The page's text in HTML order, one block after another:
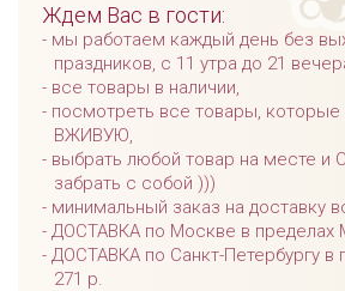
Ждем Вас в гости:
мы работаем каждый день без
праздников, с 11 утра до 21
все товары в наличии,
посмотреть все товары, которые
ВЖИВУЮ,
выбрать любой товар на месте и
забрать с собой )))
минимальный заказ на доставку
ДОСТАВКА по Москве в пределах
ДОСТАВКА по Санкт-Петербургу в
271 р.